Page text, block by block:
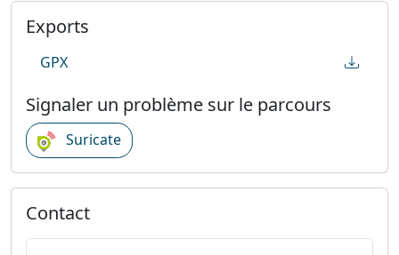
Exports
GPX
Signaler un problème sur le parcours
Suricate
Contact